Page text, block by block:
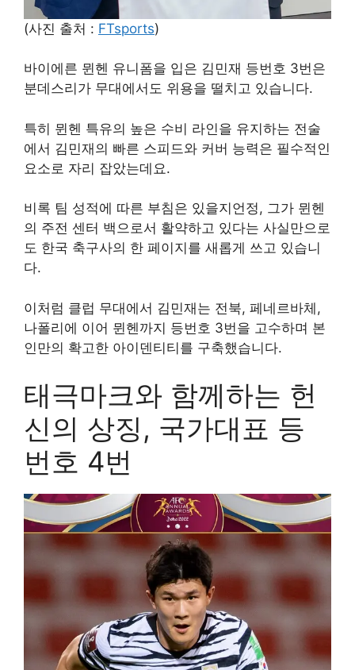
(사진 출처 : FTsports)
바이에른 뮌헨 유니폼을 입은 김민재 등번호 3번은
분데스리가 무대에서도 위용을 떨치고 있습니다.
특히 뮌헨 특유의 높은 수비 라인을 유지하는 전술
에서 김민재의 빠른 스피드와 커버 능력은 필수적인
요소로 자리 잡았는데요.
비록 팀 성적에 따른 부침은 있을지언정, 그가 뮌헨
의 주전 센터 백으로서 활약하고 있다는 사실만으로
도 한국 축구사의 한 페이지를 새롭게 쓰고 있습니
다.
이처럼 클럽 무대에서 김민재는 전북, 페네르바체,
나폴리에 이어 뮌헨까지 등번호 3번을 고수하며 본
인만의 확고한 아이덴티티를 구축했습니다.
태극마크와 함께하는 헌
신의 상징, 국가대표 등
번호 4번